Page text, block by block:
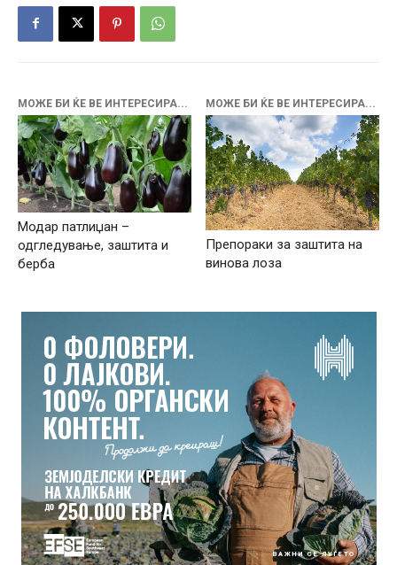
МОЖЕ БИ ЌЕ ВЕ ИНТЕРЕСИРА...
Модар патлиџан –
одгледување, заштита и
берба
МОЖЕ БИ ЌЕ ВЕ ИНТЕРЕСИРА...
Препораки за заштита на
винова лоза